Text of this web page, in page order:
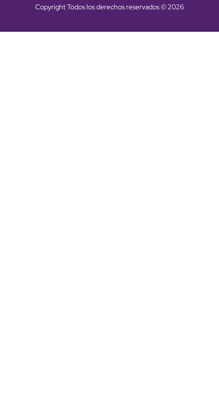
Copyright Todos los derechos reservados © 2026